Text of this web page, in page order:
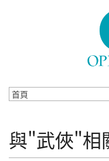
與"武俠"相